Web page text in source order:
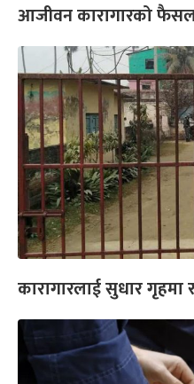
आजीवन कारागारको
कारागारलाई सुधार गृहमा